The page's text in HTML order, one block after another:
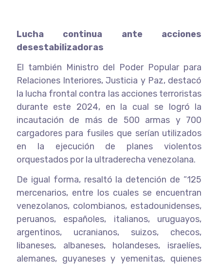
Lucha continua ante acciones
desestabilizadoras
El también Ministro del Poder Popular para
Relaciones Interiores, Justicia y Paz, destacó
la lucha frontal contra las acciones terroristas
durante este 2024, en la cual se logró la
incautación de más de 500 armas y 700
cargadores para fusiles que serían utilizados
en la ejecución de planes violentos
orquestados por la ultraderecha venezolana.
De igual forma, resaltó la detención de “125
mercenarios, entre los cuales se encuentran
venezolanos, colombianos, estadounidenses,
peruanos, españoles, italianos, uruguayos,
argentinos, ucranianos, suizos, checos,
libaneses, albaneses, holandeses, israelíes,
alemanes, guyaneses y yemenitas, quienes